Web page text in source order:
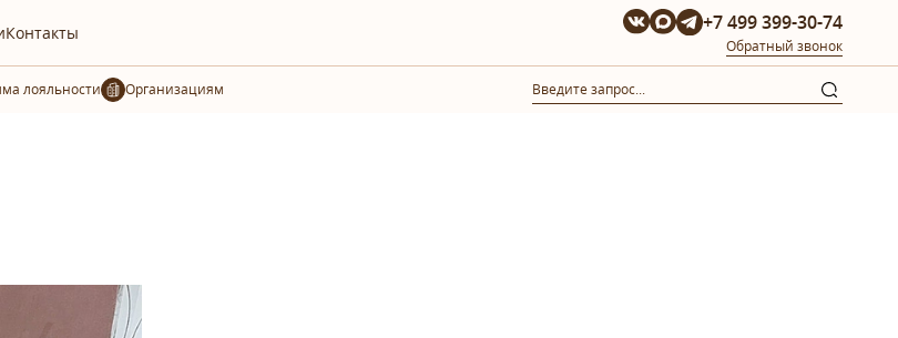
Контакты +7 499 399-30-74
Обратный звонок
Организациям